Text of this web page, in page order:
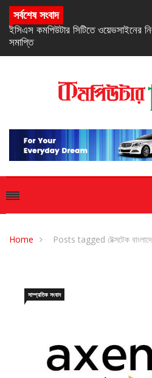
সর্বশেষ সংবাদ
নিরবচ্ছিন্ন পাওয়ার নিশ্চিতে রিয়েলমির
Home Posts tagged টেক্সটেক
সাম্প্রতিক সংবাদ